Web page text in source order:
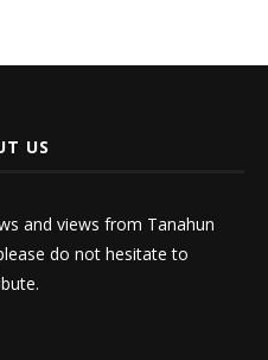
US
and views from Tanahun
do not hesitate to